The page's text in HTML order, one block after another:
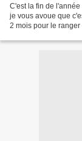
C'est la fin de
je vous avoue que
2 mois pour le